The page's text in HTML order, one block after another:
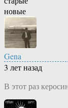
новые
Gena
3 лет назад
В этот раз